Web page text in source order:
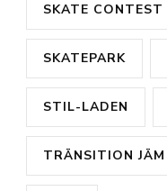
SKATE CONTEST
SKATEPARK
STIL-LADEN
TRÄNSITION JÄM